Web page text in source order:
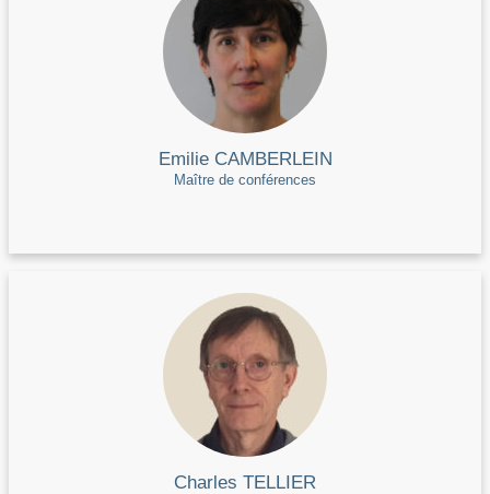
Emilie CAMBERLEIN
Maître de conférences
Charles TELLIER